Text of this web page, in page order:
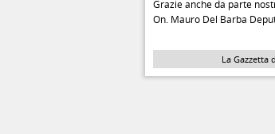
Grazie anche da parte
On. Mauro Del Barba
La Gazzetta